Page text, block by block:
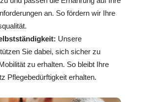
an. So fördern wir Ihre
Unsere
Sie dabei, sich sicher zu
zu erhalten. So bleibt Ihre
Pflegebedürftigkeit erhalten.